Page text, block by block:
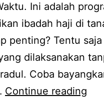
Ini adalah
ibadah haji di
penting? Tentu saja
dilaksanakan
Coba
Continue reading